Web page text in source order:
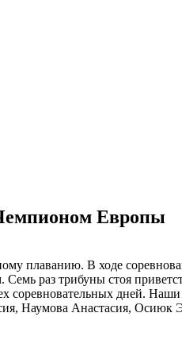
Европы
плаванию. В ходе
раз трибуны стоя
соревновательных дней.
Наумова Анастасия,